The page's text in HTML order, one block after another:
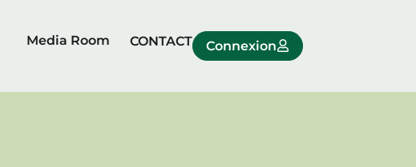
Media Room CONTACT Connexion